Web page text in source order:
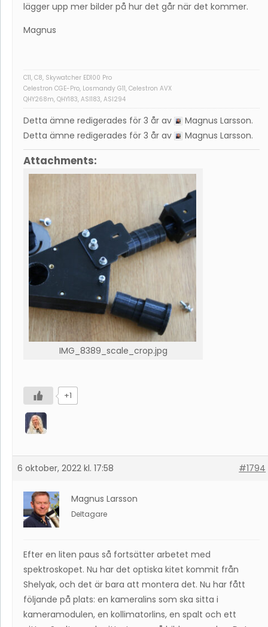
lägger upp mer bilder på hur det går när det kommer.
Magnus
C11, C8, Skywatcher ED100 Pro
Celestron CGE-Pro, Losmandy G11, Celestron AVX
QHY268m, QHY183, ASI183, ASI294
Detta ämne redigerades för 3 år av Magnus Larsson.
Detta ämne redigerades för 3 år av
Magnus Larsson.
Attachments:
IMG_8389_scale_crop.jpg
+1
6 oktober, 2022 kl. 17:58 #1794
Magnus Larsson
Deltagare
Efter en liten paus så fortsätter arbetet med
spektroskopet. Nu har det optiska kitet kommit från
Shelyak, och det är bara att montera det. Nu har fått
följande på plats: en kameralins som ska sitta i
kameramodulen, en kollimatorlins, en spalt och ett